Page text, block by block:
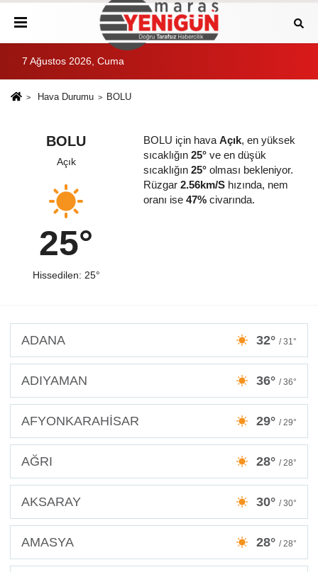
7 Ağustos 2026, Cuma
Hava Durumu BOLU
BOLU
Açık
25°
Hissedilen: 25°
BOLU için hava Açık, en yüksek
sıcaklığın 25°ve en düşük
sıcaklığın 25°olması bekleniyor.
Rüzgar 2.56km/Shızında, nem
oranı ise 47%civarında.
ADANA 32° / 31°
ADIYAMAN 36° / 36°
AFYONKARAHİSAR 29° / 29°
AĞRI 28° / 28°
AKSARAY 30° / 30°
AMASYA 28° / 28°